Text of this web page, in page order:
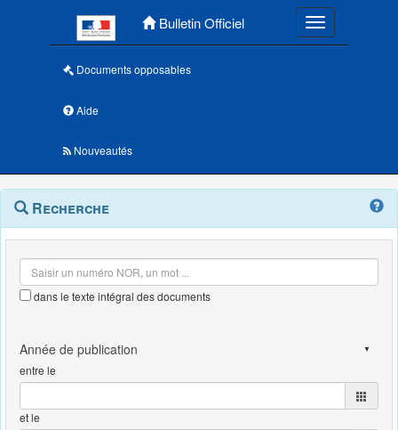
Bulletin Officiel Toggle
Documents opposables
Aide
Nouveautés
Navigation
outils
Menu
contextuel
Recherche
dans le texte intégral des documents
entre le
et le